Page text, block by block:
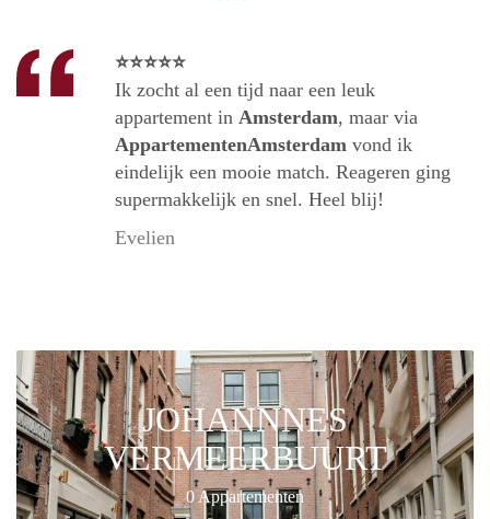
⭐⭐⭐⭐⭐
Ik zocht al een tijd naar een leuk
appartement in Amsterdam, maar via
AppartementenAmsterdam vond ik
eindelijk een mooie match. Reageren ging
supermakkelijk en snel. Heel blij!
Evelien
JOHANNNES
VERMEERBUURT
0 Appartementen